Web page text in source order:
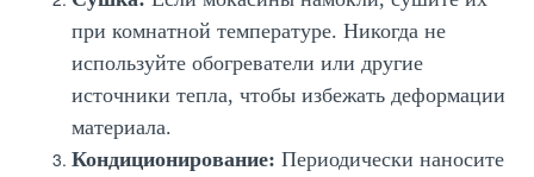
при комнатной температуре. Никогда не
используйте обогреватели или другие
источники тепла, чтобы избежать деформации
материала.
Кондиционирование: Периодически наносите